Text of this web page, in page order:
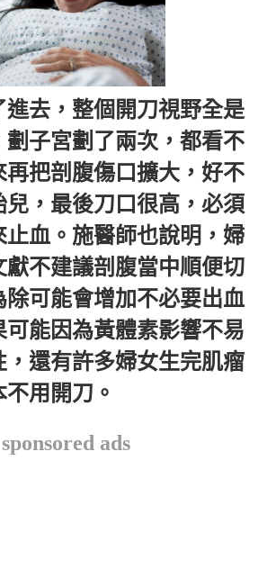
進去，整個開刀視野全是
劃子宮劃了兩次，都看不
再把剖腹傷口擴大，好不
兒，最後刀口很高，必須
止血。施醫師也說明，婦
獻不建議剖腹當中順便切
除可能會增加不必要出血
可能因為黃體素影響不易
，還有許多婦女生完肌瘤
用開刀。
sponsored ads